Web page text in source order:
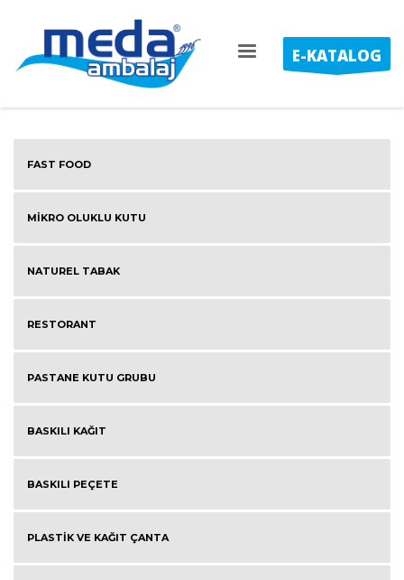
E-KATALOG
FAST FOOD
MİKRO OLUKLU KUTU
NATUREL TABAK
RESTORANT
PASTANE KUTU GRUBU
BASKILI KAĞIT
BASKILI PEÇETE
PLASTİK VE KAĞIT ÇANTA